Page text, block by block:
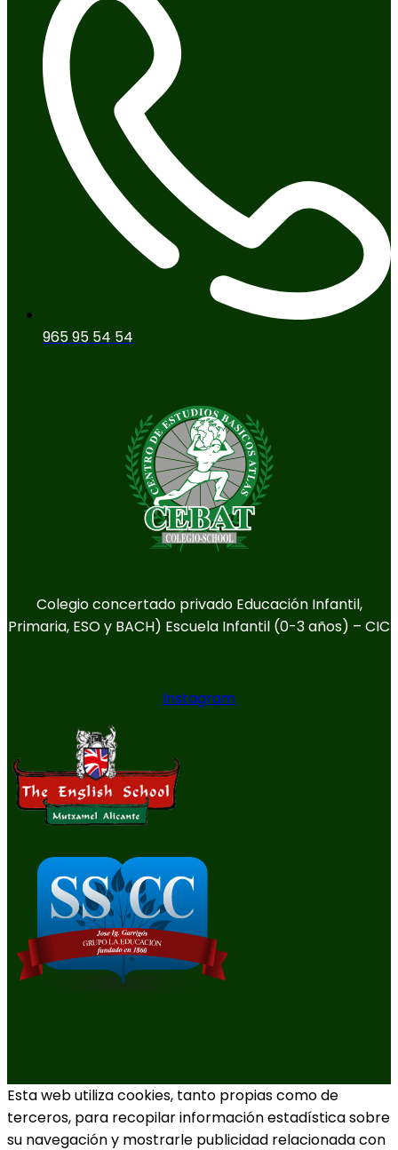
965 95 54 54
Colegio concertado privado Educación Infantil,
Primaria, ESO y BACH) Escuela Infantil (0-3 años) – CIC
Instagram
Esta web utiliza cookies, tanto propias como de
terceros, para recopilar información estadística sobre
su navegación y mostrarle publicidad relacionada con